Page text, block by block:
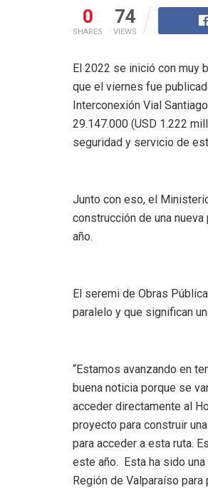
0
SHARES
74
VIEWS
El 2022 se inició con muy
que el viernes fue
Interconexión Vial
29.147.000 (USD 1.222
seguridad y servicio de
Junto con eso, el
construcción de una
año.
El seremi de Obras
paralelo y que significan
“Estamos avanzando en
buena noticia porque se
acceder directamente al
proyecto para construir
para acceder a esta ruta.
este año. Esta ha sido
Región de Valparaíso